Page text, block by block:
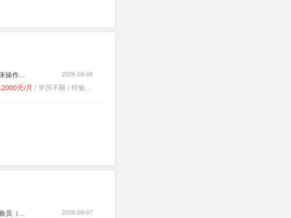
2026-08-06
操作...
元/月 / 学历不限 / 经验不限
2026-08-07
员（...